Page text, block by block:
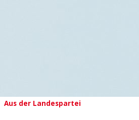
Aus der Landespartei